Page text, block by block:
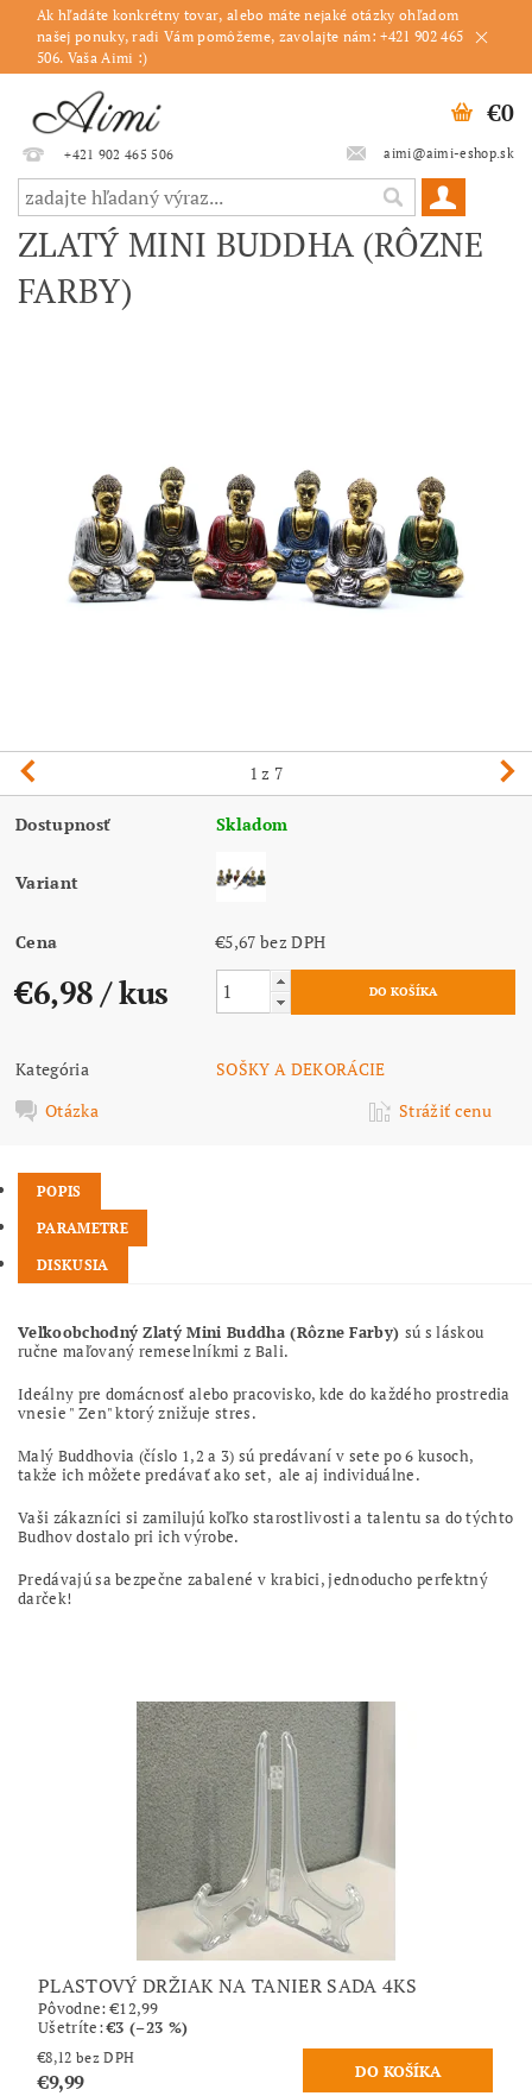
Ak hľadáte konkrétny tovar, alebo máte nejaké otázky ohľadom
našej ponuky, radi Vám pomôžeme, zavolajte nám: +421 902 465
506. Vaša Aimi :)
+421 902 465 506 aimi@aimi-eshop.sk
€0
ZLATÝ MINI BUDDHA (RÔZNE
FARBY)
1 z 7
Dostupnosť Skladom
Variant
Cena €5,67 bez DPH
€6,98/ kus
Kategória
SOŠKY A DEKORÁCIE
Otázka
Strážiť cenu
POPIS
PARAMETRE
DISKUSIA
Veľkoobchodný Zlatý Mini Buddha (Rôzne Farby) sú s láskou
ručne maľovaný remeselníkmi z Bali.
Ideálny pre domácnosť alebo pracovisko, kde do každého prostredia
vnesie " Zen" ktorý znižuje stres.
Malý Buddhovia (číslo 1,2 a 3) sú predávaní v sete po 6 kusoch,
takže ich môžete predávať ako set, ale aj individuálne.
Vaši zákazníci si zamilujú koľko starostlivosti a talentu sa do týchto
Budhov dostalo pri ich výrobe.
Predávajú sa bezpečne zabalené v krabici, jednoducho perfektný
darček!
PLASTOVÝ DRŽIAK NA TANIER SADA 4KS
Pôvodne:€12,99
Ušetríte:€3 (–23 %)
€8,12 bez DPH
€9,99